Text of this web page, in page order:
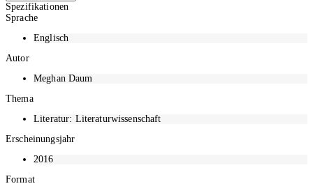
Spezifikationen
Sprache
Englisch
Autor
Meghan Daum
Thema
Literatur: Literaturwissenschaft
Erscheinungsjahr
2016
Format